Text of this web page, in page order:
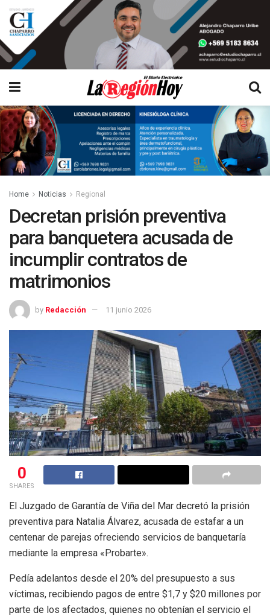
Home Noticias Regional
Decretan prisión preventiva
para banquetera acusada de
incumplir contratos de
matrimonios
by Redacción 11 junio 2026
0
SHARES
El Juzgado de Garantía de Viña del Mar decretó la prisión
preventiva para Natalia Álvarez, acusada de estafar a un
centenar de parejas ofreciendo servicios de banquetaría
mediante la empresa «Probarte».
Pedía adelantos desde el 20% del presupuesto a sus
víctimas, recibiendo pagos de entre $1,7 y $20 millones por
parte de los afectados, quienes no obtenían el servicio el